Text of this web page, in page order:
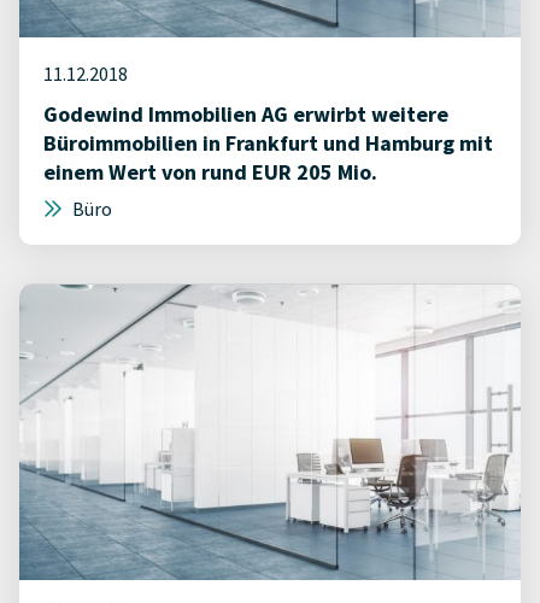
11.12.2018
Godewind Immobilien AG erwirbt weitere
Büroimmobilien in Frankfurt und Hamburg mit
einem Wert von rund EUR 205 Mio.
Büro